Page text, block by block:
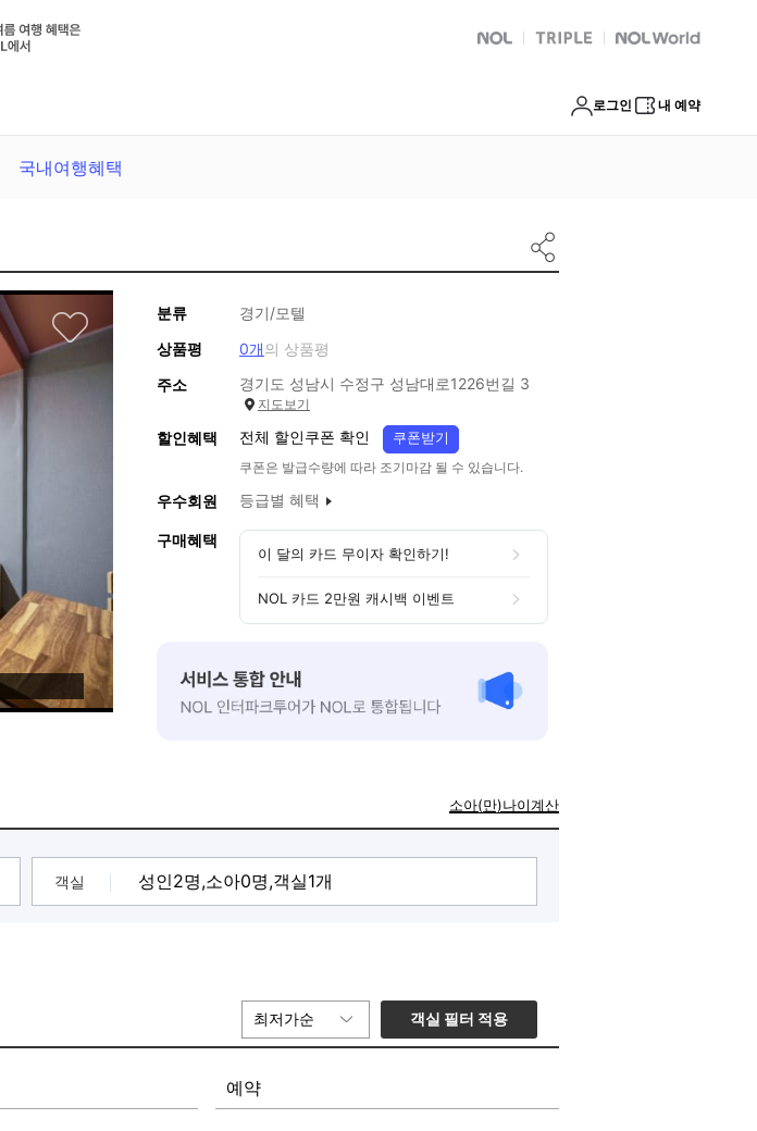
NOL 트리플 Global Interpark
로그인 내 예약
국내여행혜택
분류
경기/모텔
상품평
0개의 상품평
주소
경기도 성남시 수정구 성남대로1226번길 3
지도보기
할인혜택 전체 할인쿠폰 확인 쿠폰받기
쿠폰은 발급수량에 따라 조기마감 될 수 있습니다.
우수회원 등급별 혜택
구매혜택
이 달의 카드 무이자 확인하기!
NOL 카드 2만원 캐시백 이벤트
소아(만)나이계산
객실
최저가순 객실 필터 적용
예약